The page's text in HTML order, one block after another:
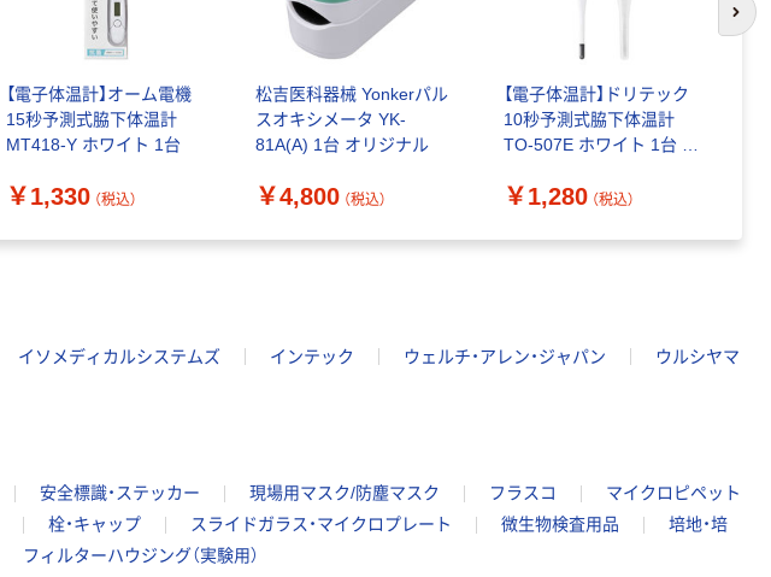
【電子体温計】オーム電機
15秒予測式脇下体温計
MT418-Y ホワイト 1台
￥1,330 （税込）
松吉医科器械 Yonkerパル
スオキシメータ YK-
81A(A) 1台 オリジナル
￥4,800 （税込）
【電子体温計】ドリテック
10秒予測式脇下体温計
TO-507E ホワイト 1台 ア
￥1,280 （税込）
次
イソメディカルシステムズ インテック ウェルチ・アレン・ジャパン
ウルシヤマ
安全標識・ステッカー 現場用マスク/防塵マスク フラスコ
マイクロピペット
栓・キャップ スライドガラス・マイクロプレート 微生物検査用品
培地・培
フィルターハウジング（実験用）